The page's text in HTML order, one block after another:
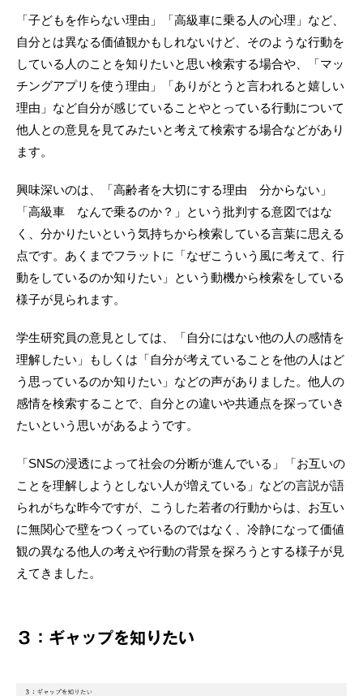
「子どもを作らない理由」「高級車に乗る人の心理」など、
自分とは異なる価値観かもしれないけど、そのような行動を
している人のことを知りたいと思い検索する場合や、「マッ
チングアプリを使う理由」「ありがとうと言われると嬉しい
理由」など自分が感じていることやとっている行動について
他人との意見を見てみたいと考えて検索する場合などがあり
ます。
興味深いのは、「高齢者を大切にする理由 分からない」
「高級車 なんで乗るのか？」という批判する意図ではな
く、分かりたいという気持ちから検索している言葉に思える
点です。あくまでフラットに「なぜこういう風に考えて、行
動をしているのか知りたい」という動機から検索をしている
様子が見られます。
学生研究員の意見としては、「自分にはない他の人の感情を
理解したい」もしくは「自分が考えていることを他の人はど
う思っているのか知りたい」などの声がありました。他人の
感情を検索することで、自分との違いや共通点を探っていき
たいという思いがあるようです。
「SNSの浸透によって社会の分断が進んでいる」「お互いの
ことを理解しようとしない人が増えている」などの言説が語
られがちな昨今ですが、こうした若者の行動からは、お互い
に無関心で壁をつくっているのではなく、冷静になって価値
観の異なる他人の考えや行動の背景を探ろうとする様子が見
えてきました。
３：ギャップを知りたい